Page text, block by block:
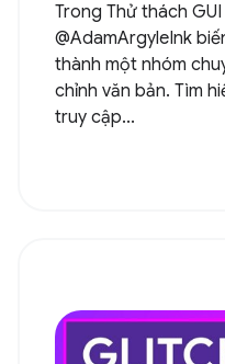
Trong Thử thách GUI
@AdamArgyleInk
thành một nhóm
chỉnh văn bản. Tìm
truy cập...